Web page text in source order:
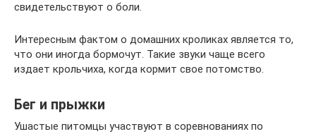
свидетельствуют о боли.
Интересным фактом о домашних кроликах является то,
что они иногда бормочут. Такие звуки чаще всего
издает крольчиха, когда кормит свое потомство.
Бег и прыжки
Ушастые питомцы участвуют в соревнованиях по